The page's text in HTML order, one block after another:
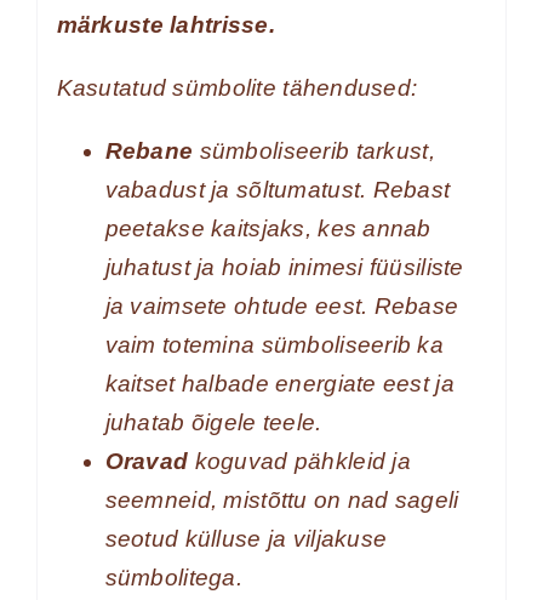
märkuste lahtrisse.
Kasutatud sümbolite tähendused:
Rebane sümboliseerib tarkust,
vabadust ja sõltumatust. Rebast
peetakse kaitsjaks, kes annab
juhatust ja hoiab inimesi füüsiliste
ja vaimsete ohtude eest. Rebase
vaim totemina sümboliseerib ka
kaitset halbade energiate eest ja
juhatab õigele teele.
Oravad koguvad pähkleid ja
seemneid, mistõttu on nad sageli
seotud külluse ja viljakuse
sümbolitega.